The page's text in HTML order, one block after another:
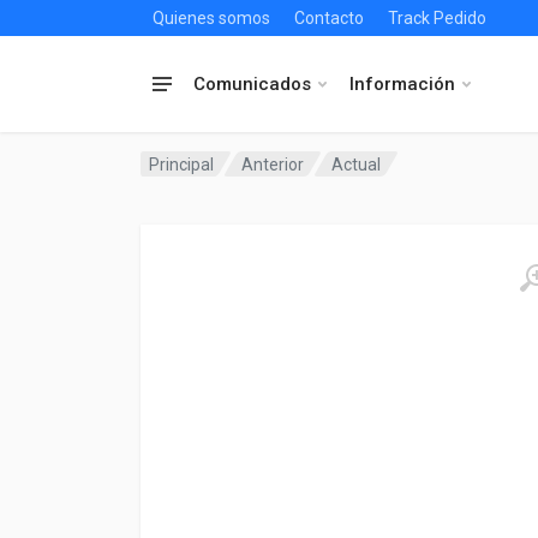
Quienes somos Contacto Track Pedido
Comunicados Información
Principal Anterior Actual